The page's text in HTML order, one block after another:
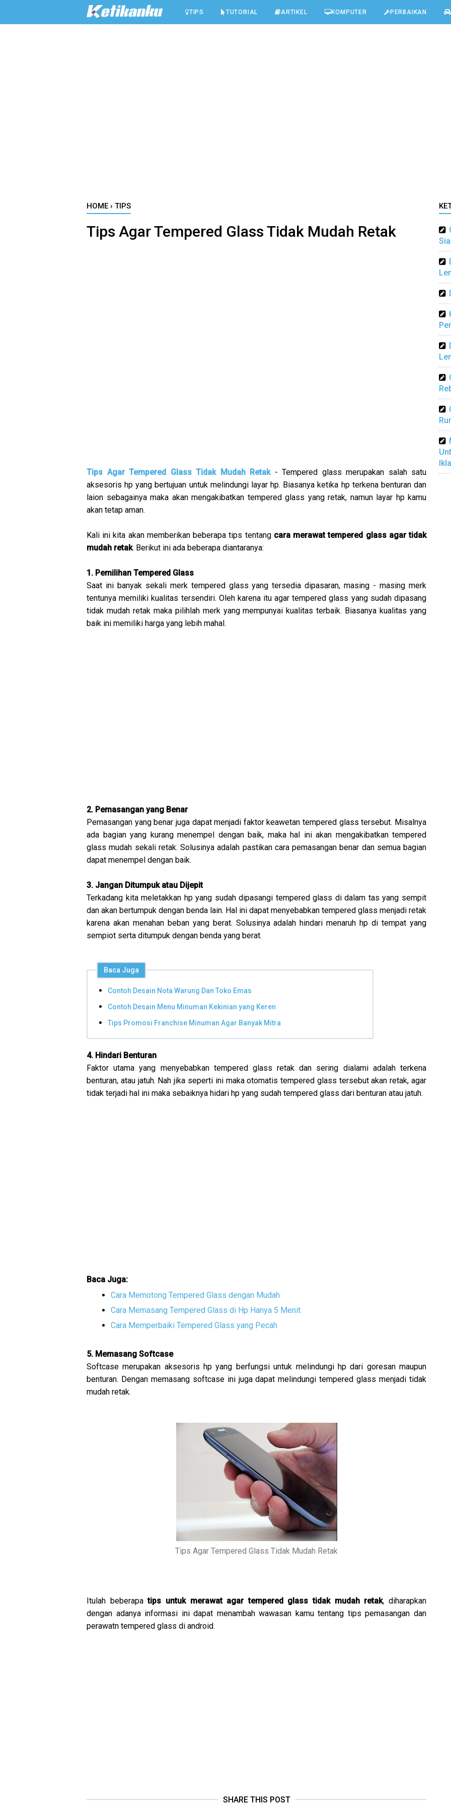
TIPS TUTORIAL ARTIKEL KOMPUTER PERBAIKAN
HOME › TIPS
Tips Agar Tempered Glass Tidak Mudah Retak
Tips Agar Tempered Glass Tidak Mudah Retak- Tempered glass merupakan salah satu
aksesoris hp yang bertujuan untuk melindungi layar hp. Biasanya ketika hp terkena benturan dan
laion sebagainya maka akan mengakibatkan tempered glass yang retak, namun layar hp kamu
akan tetap aman.
Kali ini kita akan memberikan beberapa tips tentang cara merawat tempered glass agar tidak
mudah retak. Berikut ini ada beberapa diantaranya:
1. Pemilihan Tempered Glass
Saat ini banyak sekali merk tempered glass yang tersedia dipasaran, masing - masing merk
tentunya memiliki kualitas tersendiri. Oleh karena itu agar tempered glass yang sudah dipasang
tidak mudah retak maka pilihlah merk yang mempunyai kualitas terbaik. Biasanya kualitas yang
baik ini memiliki harga yang lebih mahal.
2. Pemasangan yang Benar
Pemasangan yang benar juga dapat menjadi faktor keawetan tempered glass tersebut. Misalnya
ada bagian yang kurang menempel dengan baik, maka hal ini akan mengakibatkan tempered
glass mudah sekali retak. Solusinya adalah pastikan cara pemasangan benar dan semua bagian
dapat menempel dengan baik.
3. Jangan Ditumpuk atau Dijepit
Terkadang kita meletakkan hp yang sudah dipasangi tempered glass di dalam tas yang sempit
dan akan bertumpuk dengan benda lain. Hal ini dapat menyebabkan tempered glass menjadi retak
karena akan menahan beban yang berat. Solusinya adalah hindari menaruh hp di tempat yang
sempiot serta ditumpuk dengan benda yang berat.
Baca Juga
Contoh Desain Nota Warung Dan Toko Emas
Contoh Desain Menu Minuman Kekinian yang Keren
Tips Promosi Franchise Minuman Agar Banyak Mitra
4. Hindari Benturan
Faktor utama yang menyebabkan tempered glass retak dan sering dialami adalah terkena
benturan, atau jatuh. Nah jika seperti ini maka otomatis tempered glass tersebut akan retak, agar
tidak terjadi hal ini maka sebaiknya hidari hp yang sudah tempered glass dari benturan atau jatuh.
Baca Juga:
Cara Memotong Tempered Glass dengan Mudah
Cara Memasang Tempered Glass di Hp Hanya 5 Menit
Cara Memperbaiki Tempered Glass yang Pecah
5. Memasang Softcase
Softcase merupakan aksesoris hp yang berfungsi untuk melindungi hp dari goresan maupun
benturan. Dengan memasang softcase ini juga dapat melindungi tempered glass menjadi tidak
mudah retak.
Tips Agar Tempered Glass Tidak Mudah Retak
Itulah beberapatips untuk merawat agar tempered glass tidak mudah retak, diharapkan
dengan adanya informasi ini dapat menambah wawasan kamu tentang tips pemasangan dan
perawatn tempered glass di android.
SHARE THIS POST